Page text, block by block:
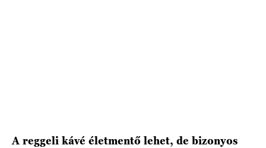
A reggeli kávé életmentő lehet, de bizonyos